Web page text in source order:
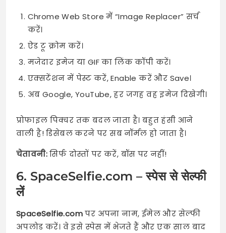
Chrome Web Store में “Image Replacer” सर्च
करें।
ऐड टू क्रोम करें।
मजेदार इमेज या GIF का लिंक कॉपी करें।
एक्सटेंशन में पेस्ट करें, Enable करें और Save।
अब Google, YouTube, हर जगह वह इमेज दिखेगी।
प्रोफाइल पिक्चर तक बदल जाता है। बहुत हंसी आने
वाली है! डिसेबल करने पर सब नॉर्मल हो जाता है।
चेतावनी:सिर्फ दोस्तों पर करें, बॉस पर नहीं!
6. SpaceSelfie.com – स्पेस से सेल्फी
लें
SpaceSelfie.comपर अपना नाम, ईमेल और सेल्फी
अपलोड करें। वे इसे स्पेस में भेजते हैं और एक साल बाद